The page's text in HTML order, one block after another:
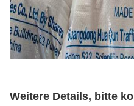
Weitere Details, bitte